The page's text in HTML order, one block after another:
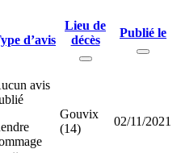
d’avis
Lieu de
décès
Publié le
avis
Gouvix
(14)
02/11/2021